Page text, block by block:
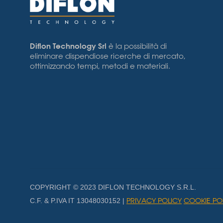
Diflon Technology Srl è la possibilità di
eliminare dispendiose ricerche di mercato,
ottimizzando tempi, metodi e materiali.
COPYRIGHT © 2023 DIFLON TECHNOLOGY S.R.L.
C.F. & P.IVA IT 13048030152 | PRIVACY POLICY COOKIE